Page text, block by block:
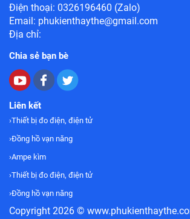
Điện thoại: 0326196460 (Zalo)
Email: phukienthaythe@gmail.com
Địa chỉ:
Chia sẻ bạn bè
Liên kết
Thiết bị đo điện, điện tử
Đồng hồ vạn năng
Ampe kìm
Thiết bị đo điện, điện tử
Đồng hồ vạn năng
Copyright 2026 ©